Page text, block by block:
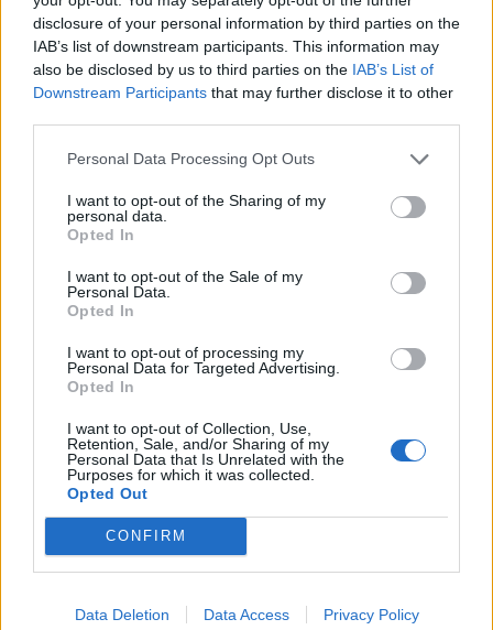
disclosure of your personal information by third parties on the
IAB’s list of downstream participants. This information may
also be disclosed by us to third parties on the IAB’s List of
Downstream Participants that may further disclose it to other
Personal Data Processing Opt Outs
I want to opt-out of the Sharing of my
personal data.
Opted In
I want to opt-out of the Sale of my
Personal Data.
Opted In
I want to opt-out of processing my
Personal Data for Targeted Advertising.
Opted In
I want to opt-out of Collection, Use,
Retention, Sale, and/or Sharing of my
Personal Data that Is Unrelated with the
Purposes for which it was collected.
Opted Out
CONFIRM
Data Deletion Data Access Privacy Policy
Viihdeuutiset
3.8.2017, 14:30
Taifuuni Norusta vuoden 2017
voimakkain myrsky – näin hurjalta
se näyttää avaruudesta